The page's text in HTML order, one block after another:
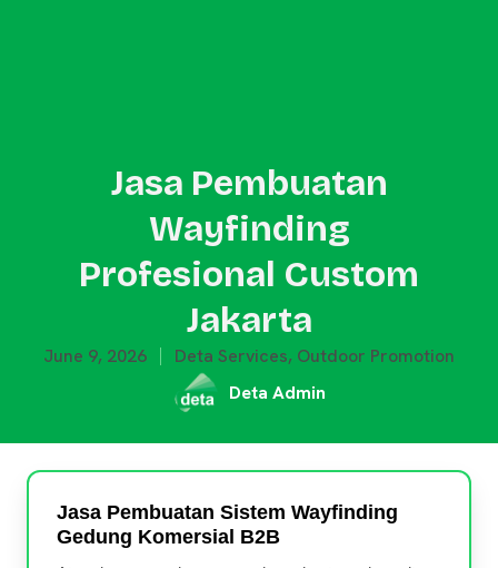
Jasa Pembuatan
Wayfinding
Profesional Custom
Jakarta
June 9, 2026 Deta Services, Outdoor Promotion
Deta Admin
Jasa Pembuatan Sistem Wayfinding
Gedung Komersial B2B